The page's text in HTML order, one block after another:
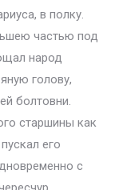
в полку.
частью под
народ
голову,
болтовни.
старшины как
его
с